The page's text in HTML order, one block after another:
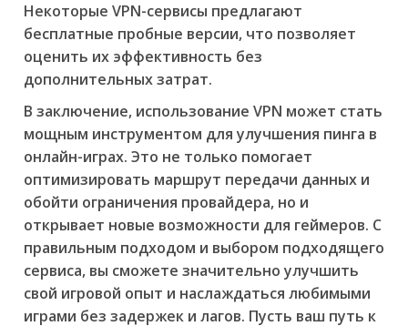
Некоторые VPN-сервисы предлагают
бесплатные пробные версии, что позволяет
оценить их эффективность без
дополнительных затрат.
В заключение, использование VPN может стать
мощным инструментом для улучшения пинга в
онлайн-играх. Это не только помогает
оптимизировать маршрут передачи данных и
обойти ограничения провайдера, но и
открывает новые возможности для геймеров. С
правильным подходом и выбором подходящего
сервиса, вы сможете значительно улучшить
свой игровой опыт и наслаждаться любимыми
играми без задержек и лагов. Пусть ваш путь к